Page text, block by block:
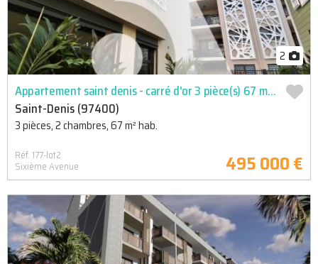
2
Appartement saint denis - carré d'or 3 pièce(s) 67 m2, lot 2
Saint-Denis (97400)
3 pièces, 2 chambres, 67 m² hab.
Réf. 177-lot2
Sixième Avenue 495 000 €